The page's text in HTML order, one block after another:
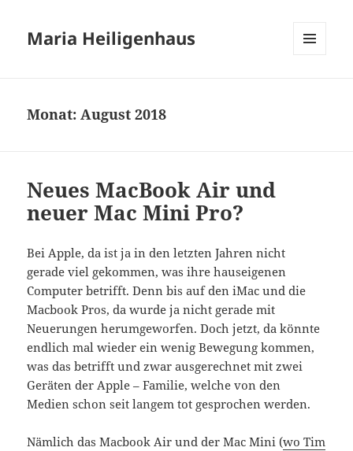
Maria Heiligenhaus
Monat:August 2018
Neues MacBook Air und
neuer Mac Mini Pro?
Bei Apple, da ist ja in den letzten Jahren nicht
gerade viel gekommen, was ihre hauseigenen
Computer betrifft. Denn bis auf den iMac und die
Macbook Pros, da wurde ja nicht gerade mit
Neuerungen herumgeworfen. Doch jetzt, da könnte
endlich mal wieder ein wenig Bewegung kommen,
was das betrifft und zwar ausgerechnet mit zwei
Geräten der Apple – Familie, welche von den
Medien schon seit langem tot gesprochen werden.
Nämlich das Macbook Air und der Mac Mini (wo Tim